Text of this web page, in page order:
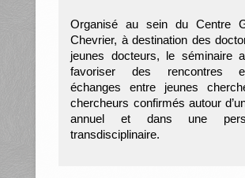
Organisé au sein du Centre
Chevrier, à destination des
jeunes docteurs, le séminaire
favoriser des rencontres
échanges entre jeunes
chercheurs confirmés autour
annuel et dans une
transdisciplinaire.